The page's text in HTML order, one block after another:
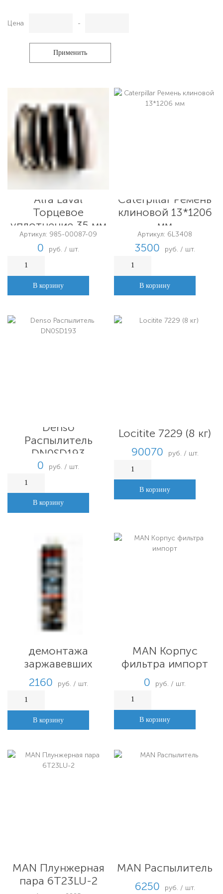
Цена -
Применить
Alfa Laval
Торцевое
уплотнение 35 мм
Артикул: 985-00087-09
0 руб. / шт.
В корзину
Caterpillar Ремень
клиновой 13*1206
мм
Артикул: 6L3408
3500 руб. / шт.
В корзину
Denso
Распылитель
DN0SD193
0
руб. / шт.
В корзину
Locitite 7229 (8 кг)
90070
руб. / шт.
В корзину
Locitite 8040 (400
демонтажа
заржавевших
соединений, с
охлаждением
2160 руб. / шт.
В корзину
MAN Корпус
фильтра импорт
0
руб. / шт.
В корзину
MAN Плунжерная
пара 6T23LU-2
MAN Распылитель
6250
руб. / шт.